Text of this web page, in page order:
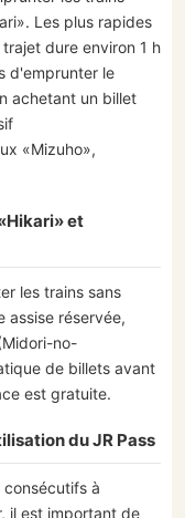
Les plus rapides
dure environ 1 h
d'emprunter le
achetant un billet
«Mizuho»,
et
les trains sans
assise réservée,
no-
de billets avant
est gratuite.
du JR Pass
consécutifs à
il est important de